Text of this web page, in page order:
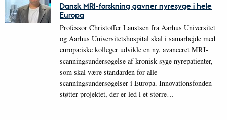
Dansk MRI-forskning gavner nyresyge i hele
Europa
Professor Christoffer Laustsen fra Aarhus Universitet
og Aarhus Universitetshospital skal i samarbejde med
europæiske kolleger udvikle en ny, avanceret MRI-
scanningsundersøgelse af kronisk syge nyrepatienter,
som skal være standarden for alle
scanningsundersøgelser i Europa. Innovationsfonden
støtter projektet, der er led i et større…